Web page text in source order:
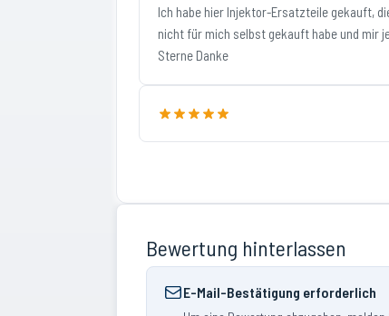
Ich habe hier Injektor-Ersatzteile gekauft,
nicht für mich selbst gekauft habe und mir
Sterne Danke
Bewertung hinterlassen
E-Mail-Bestätigung erforderlich